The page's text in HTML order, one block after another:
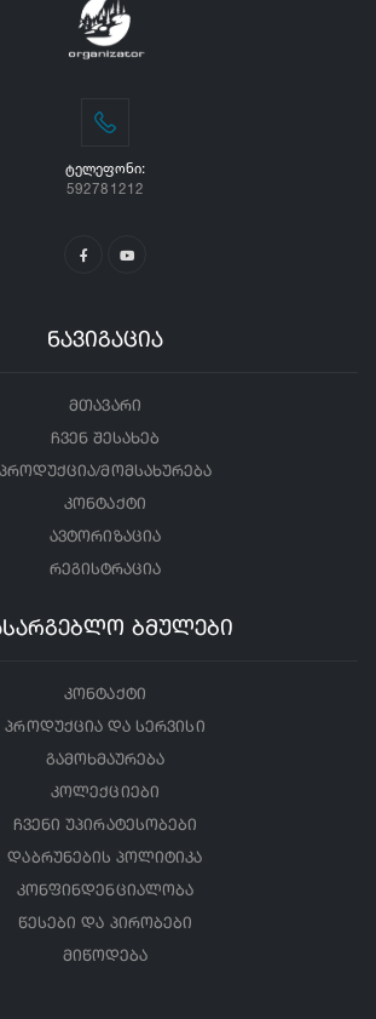
ᲢᲔᲚᲔᲤᲝᲜᲘ:
592781212
ნავიგაცია
მთავარი
ჩვენ შესახებ
პროდუქცია/მომსახურება
კონტაქტი
ავტორიზაცია
რეგისტრაცია
ბმულები
კონტაქტი
პროდუქცია და სერვისი
გამოხმაურება
კოლექციები
ჩვენი უპირატესობები
დაბრუნების პოლიტიკა
კონფინდენციალობა
წესები და პირობები
მიწოდება